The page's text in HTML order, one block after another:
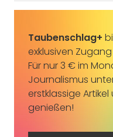
Taubenschlag+
exklusiven
Für nur 3 € im
Journalismus
erstklassige
genießen!